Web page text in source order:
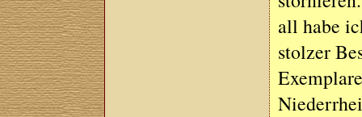
all habe
stolzer